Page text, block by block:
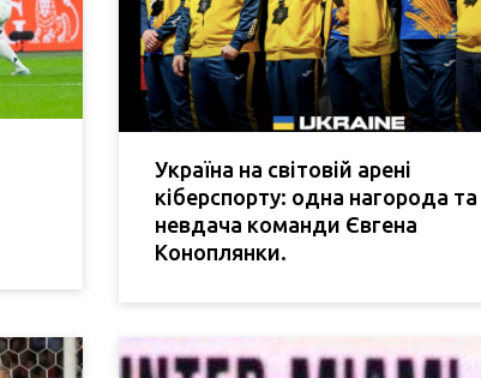
Україна на світовій арені
кіберспорту: одна нагорода та
невдача команди Євгена
Коноплянки.